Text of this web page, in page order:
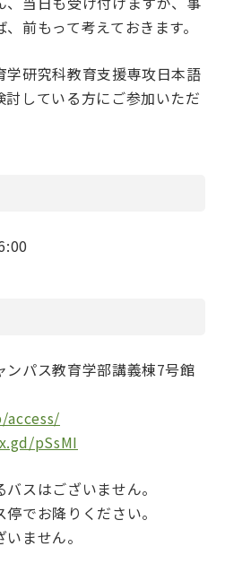
前もって考えておきます。
研究科教育支援専攻日本語
している方にご参加いただ
パス教育学部講義棟7号館
pSsMI
スはございません。
でお降りください。
ません。